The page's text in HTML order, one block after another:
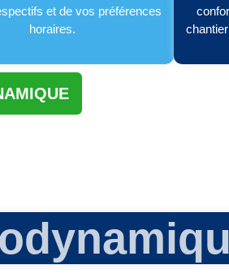
et de vos préférences
horaires.